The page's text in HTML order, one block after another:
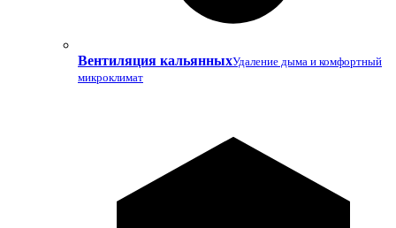
Вентиляция кальянныхУдаление дыма и комфортный
микроклимат